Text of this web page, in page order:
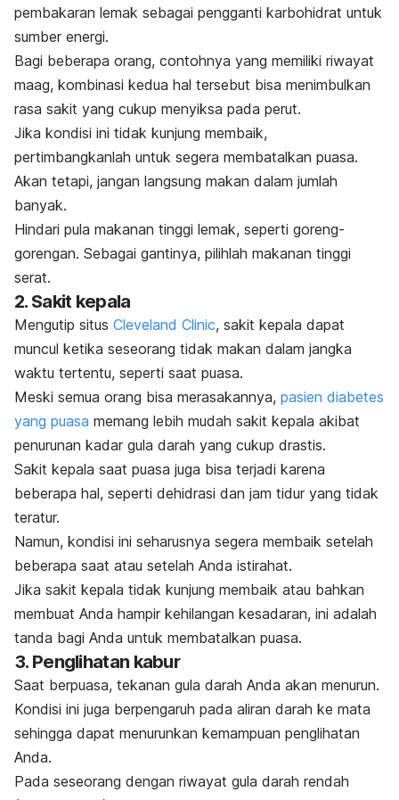
pembakaran lemak sebagai pengganti karbohidrat untuk
sumber energi.
Bagi beberapa orang, contohnya yang memiliki riwayat
maag, kombinasi kedua hal tersebut bisa menimbulkan
rasa sakit yang cukup menyiksa pada perut.
Jika kondisi ini tidak kunjung membaik,
pertimbangkanlah untuk segera membatalkan puasa.
Akan tetapi, jangan langsung makan dalam jumlah
banyak.
Hindari pula makanan tinggi lemak, seperti goreng-
gorengan. Sebagai gantinya, pilihlah makanan tinggi
serat.
2. Sakit kepala
Mengutip situs Cleveland Clinic, sakit kepala dapat
muncul ketika seseorang tidak makan dalam jangka
waktu tertentu, seperti saat puasa.
Meski semua orang bisa merasakannya, pasien diabetes
yang puasa memang lebih mudah sakit kepala akibat
penurunan kadar gula darah yang cukup drastis.
Sakit kepala saat puasa juga bisa terjadi karena
beberapa hal, seperti dehidrasi dan jam tidur yang tidak
teratur.
Namun, kondisi ini seharusnya segera membaik setelah
beberapa saat atau setelah Anda istirahat.
Jika sakit kepala tidak kunjung membaik atau bahkan
membuat Anda hampir kehilangan kesadaran, ini adalah
tanda bagi Anda untuk membatalkan puasa.
3. Penglihatan kabur
Saat berpuasa, tekanan gula darah Anda akan menurun.
Kondisi ini juga berpengaruh pada aliran darah ke mata
sehingga dapat menurunkan kemampuan penglihatan
Anda.
Pada seseorang dengan riwayat gula darah rendah